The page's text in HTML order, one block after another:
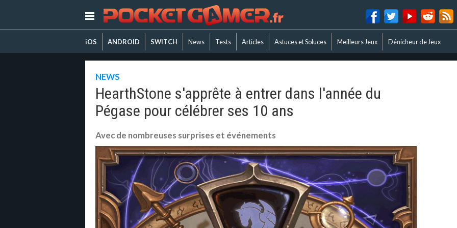
iOS ANDROID SWITCH News Tests Articles Astuces et Soluces Meilleurs Jeux Dénicheur de Jeux
NEWS
HearthStone s'apprête à entrer dans l'année du
Pégase pour célébrer ses 10 ans
Avec de nombreuses surprises et événements